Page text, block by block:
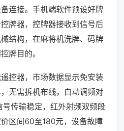
连接。手机端软件预设好牌
牌器，控牌器接收到信号后
结构，在麻将机洗牌、码牌
牌目的。
控器，市场数据显示免安装
无需拆机布线，自动调频对
传输稳定，红外射频双频段
区间60至180元，设备故障